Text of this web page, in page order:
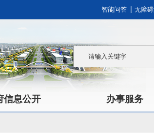
智能问答 无障
信息公开 办事服务